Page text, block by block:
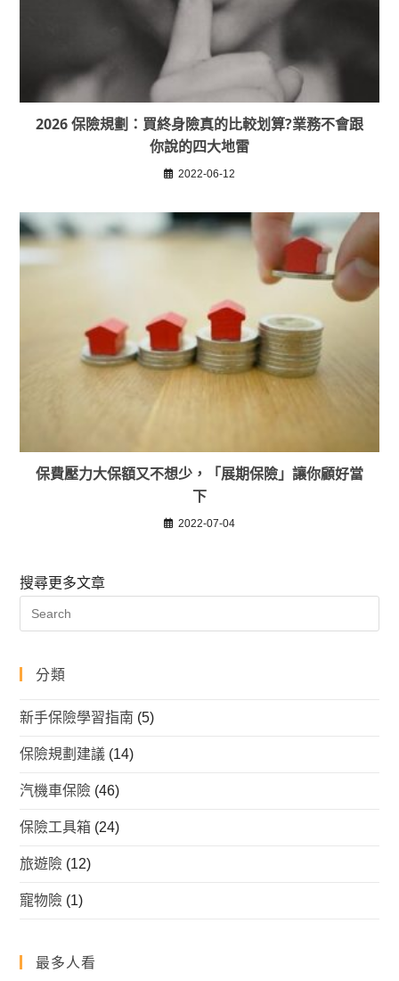
2026 保險規劃：買終身險真的比較划算?業務不會跟
你說的四大地雷
2022-06-12
保費壓力大保額又不想少，「展期保險」讓你顧好當
下
2022-07-04
搜尋更多文章
分類
新手保險學習指南 (5)
保險規劃建議 (14)
汽機車保險 (46)
保險工具箱 (24)
旅遊險 (12)
寵物險 (1)
最多人看